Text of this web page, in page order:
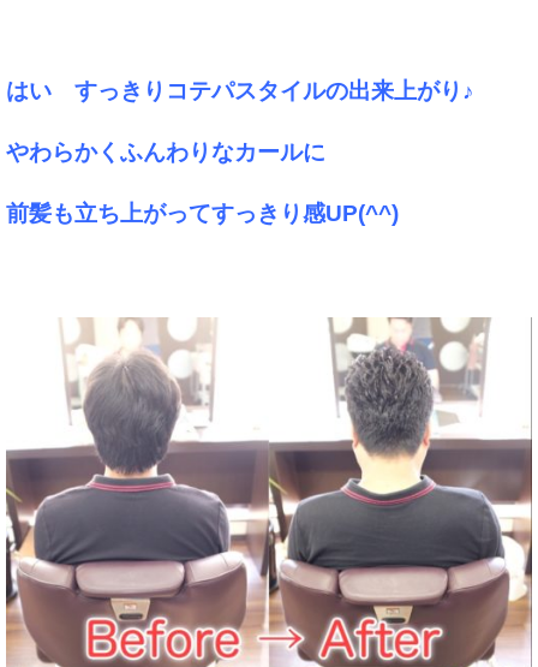
はい すっきりコテパスタイルの出来上がり♪
やわらかくふんわりなカールに
前髪も立ち上がってすっきり感UP(^^)